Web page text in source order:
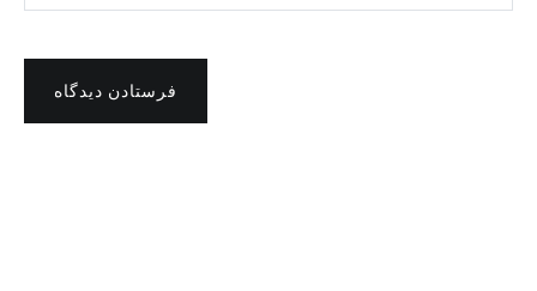
فرستادن دیدگاه